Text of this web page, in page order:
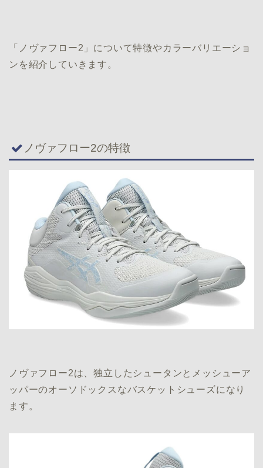
「ノヴァフロー2」について特徴やカラーバリエーショ
ンを紹介していきます。
ノヴァフロー2の特徴
ノヴァフロー2は、独立したシュータンとメッシューア
ッパーのオーソドックスなバスケットシューズになり
ます。